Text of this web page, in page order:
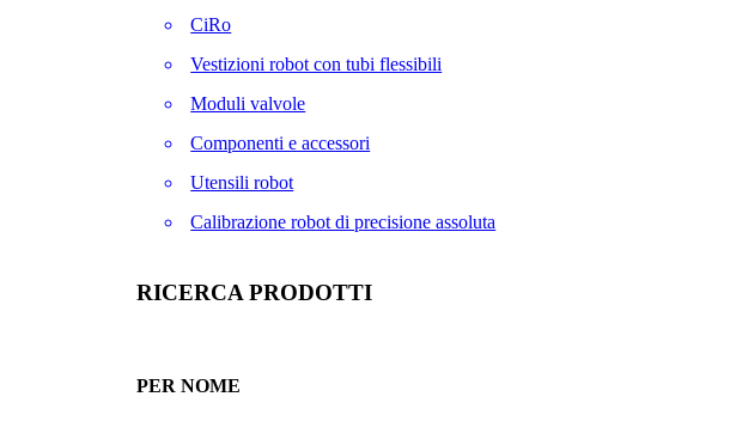
CiRo
Vestizioni robot con tubi flessibili
Moduli valvole
Componenti e accessori
Utensili robot
Calibrazione robot di precisione assoluta
RICERCA PRODOTTI
PER NOME